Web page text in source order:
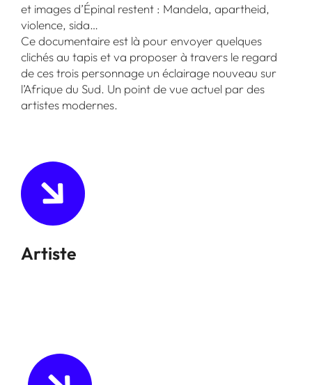
et images d’Épinal restent : Mandela, apartheid,
violence, sida…
Ce documentaire est là pour envoyer quelques
clichés au tapis et va proposer à travers le regard
de ces trois personnage un éclairage nouveau sur
l’Afrique du Sud. Un point de vue actuel par des
artistes modernes.
Artiste